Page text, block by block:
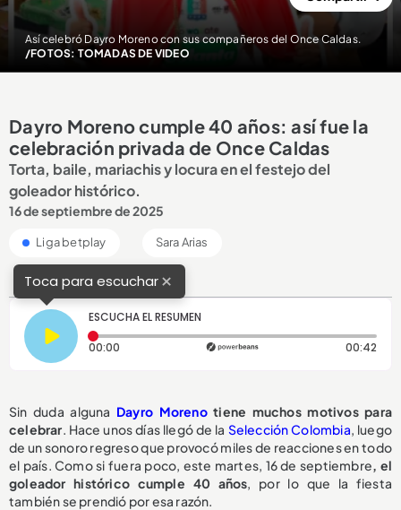
Así celebró Dayro Moreno con sus compañeros del Once Caldas.
/FOTOS: TOMADAS DE VIDEO
Dayro Moreno cumple 40 años: así fue la
celebración privada de Once Caldas
Torta, baile, mariachis y locura en el festejo del
goleador histórico.
16 de septiembre de 2025
Liga betplay Sara Arias
Toca para escuchar×
ESCUCHA EL RESUMEN
00:00 Tiempo transcurrido: 0 segundos 00:42
Sin duda alguna Dayro Morenotiene muchos motivos para
celebrar. Hace unos días llegó de la Selección Colombia, luego
de un sonoro regreso que provocó miles de reacciones en todo
el país. Como si fuera poco, este martes, 16 de septiembre, el
goleador histórico cumple 40 años, por lo que la fiesta
también se prendió por esa razón.